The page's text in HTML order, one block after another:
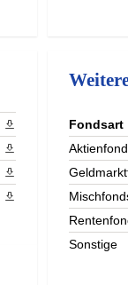
PDF herunterladen
PDF herunterladen
PDF herunterladen
PDF herunterladen
Fondsart
Sonstige